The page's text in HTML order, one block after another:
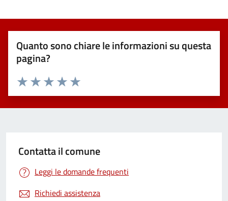
Quanto sono chiare le informazioni su questa
pagina?
Valuta 5 stelle su 5
Valuta 4 stelle su 5
Valuta 3 stelle su 5
Valuta 2 stelle su 5
Valuta 1 stelle su 5
Contatta il comune
Leggi le domande frequenti
Richiedi assistenza